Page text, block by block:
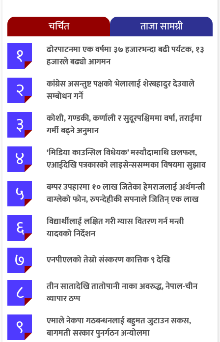
चर्चित ताजा सामग्री
१
ढोरपाटनमा एक वर्षमा ३७ हजारभन्दा बढी पर्यटक, १३
हजारले बढ्यो आगमन
२
कांग्रेस असन्तुष्ट पक्षको भेलालाई शेरबहादुर देउवाले
सम्बोधन गर्ने
३
कोशी, गण्डकी, कर्णाली र सुदूरपश्चिममा वर्षा, तराईमा
गर्मी बढ्ने अनुमान
४
‘मिडिया काउन्सिल विधेयक’ मस्यौदामाथि छलफल,
एआईदेखि पत्रकारको लाइसेन्ससम्मका विषयमा सुझाव
५
बम्पर उपहारमा १० लाख जितेका हेमराजलाई अर्थमन्त्री
वाग्लेको फोन, रुपन्देहीकी सपनाले जितिन् एक लाख
६
विद्यार्थीलाई लक्षित गरी ग्यास वितरण गर्न मन्त्री
यादवको निर्देशन
७ एनपीएलको तेस्रो संस्करण कात्तिक ९ देखि
८
तीन सातादेखि तातोपानी नाका अवरुद्ध, नेपाल-चीन
व्यापार ठप्प
९
एमाले नेकपा गठबन्धनलाई बहुमत जुटाउन सकस,
बागमती सरकार पुनर्गठन अन्योलमा